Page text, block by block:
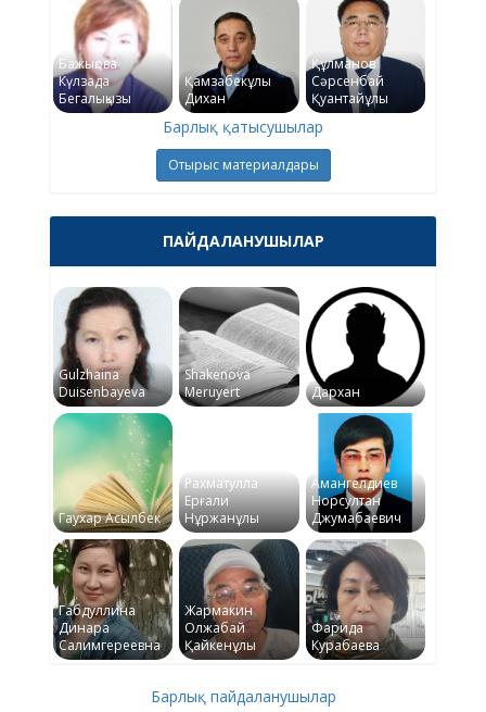
Бажықова
Күлзада
Бегалықызы
Қамзабекұлы
Дихан
Құлманов
Сәрсенбай
Қуантайұлы
Барлық қатысушылар
Отырыс материалдары
ПАЙДАЛАНУШЫЛАР
Gulzhaina
Duisenbayeva
Shakenova
Meruyert
Дархан
Гаухар Асылбек
Рахматулла
Ерғали
Нұржанұлы
Амангелдиев
Норсултан
Джумабаевич
Габдуллина
Динара
Салимгереевна
Жармакин
Олжабай
Қайкенұлы
Фарида
Курабаева
Барлық пайдаланушылар